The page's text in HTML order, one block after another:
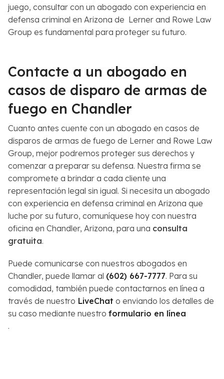
juego, consultar con un abogado con experiencia en
defensa criminal en Arizona de Lerner and Rowe Law
Group es fundamental para proteger su futuro.
Contacte a un abogado en
casos de disparo de armas de
fuego en Chandler
Cuanto antes cuente con un abogado en casos de
disparos de armas de fuego de Lerner and Rowe Law
Group, mejor podremos proteger sus derechos y
comenzar a preparar su defensa. Nuestra firma se
compromete a brindar a cada cliente una
representación legal sin igual. Si necesita un abogado
con experiencia en defensa criminal en Arizona que
luche por su futuro, comuníquese hoy con nuestra
oficina en Chandler, Arizona, para una consulta
gratuita.
Puede comunicarse con nuestros abogados en
Chandler, puede llamar al (602) 667-7777. Para su
comodidad, también puede contactarnos en línea a
través de nuestro LiveChat o enviando los detalles de
su caso mediante nuestro formulario en línea
.